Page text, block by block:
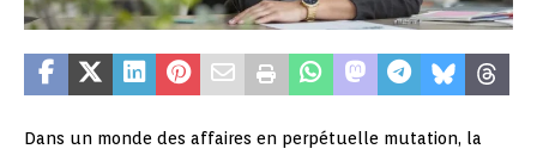
Dans un monde des affaires en perpétuelle mutation, la